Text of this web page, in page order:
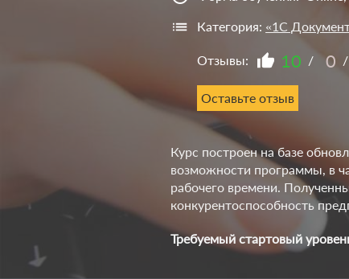
Категория: «1С
Отзывы: 10 / 0 /
Оставьте отзыв
Курс построен на базе
возможности программы, в
рабочего времени.
конкурентоспособность
Требуемый стартовый